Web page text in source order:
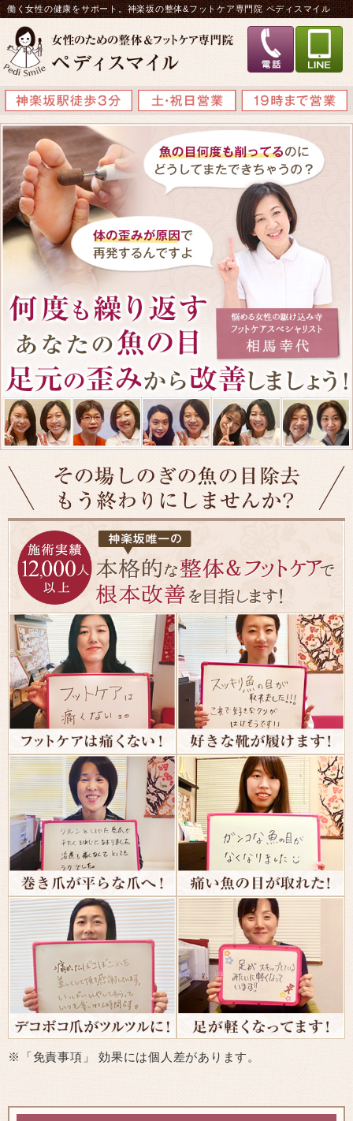
働く女性の健康をサポート。神楽坂の整体&フットケア専門院 ペディスマイル
※「免責事項」 効果には個人差があります。